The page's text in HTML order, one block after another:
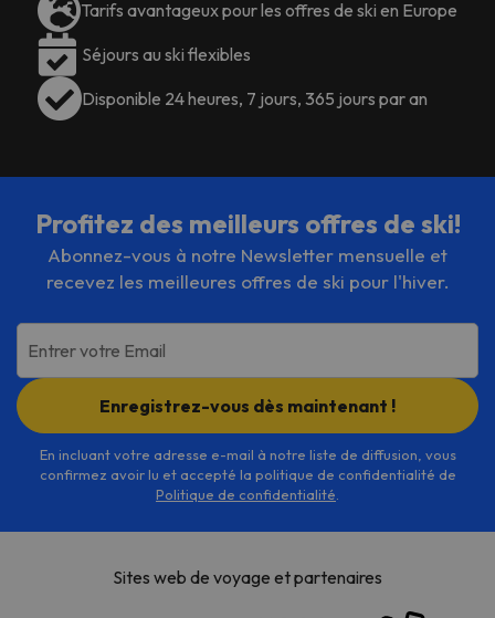
Tarifs avantageux pour les offres de ski en Europe
Séjours au ski flexibles
Disponible 24 heures, 7 jours, 365 jours par an
Profitez des meilleurs offres de ski!
Abonnez-vous à notre Newsletter mensuelle et
recevez les meilleures offres de ski pour l'hiver.
Entrer votre Email
Enregistrez-vous dès maintenant !
En incluant votre adresse e-mail à notre liste de diffusion, vous
confirmez avoir lu et accepté la politique de confidentialité de
Politique de confidentialité
Sites web de voyage et partenaires